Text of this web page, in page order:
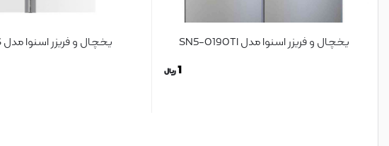
یخچال و فریزر اسنوا مدل SN5-0190TI
1ریال
یخچال و فریزر اسنوا مدل S6-1190SS